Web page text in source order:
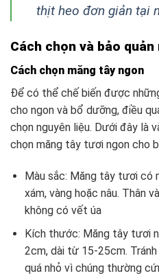
thịt heo đơn giản tại
Cách chọn và bảo
Cách chọn măng tây ngon
Để có thể chế biến được
cho ngon và bổ dưỡng, điều
chọn nguyên liệu. Dưới đây là
chọn măng tây tươi ngon cho
Màu sắc: Măng tây tươi có
xám, vàng hoặc nâu. Thân
không có vết úa
Kích thước: Măng tây tươi
2cm, dài từ 15-25cm.
quá nhỏ vì chúng thường